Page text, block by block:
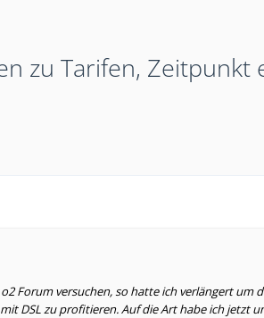
zu Tarifen,
Forum versuchen, so hatte ich verlängert
DSL zu profitieren. Auf die Art habe ich jetzt